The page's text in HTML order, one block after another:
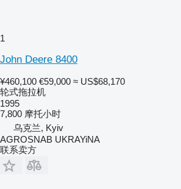
1
John Deere 8400
¥460,100 €59,000 ≈ US$68,170
轮式拖拉机
1995
7,800 摩托小时
乌克兰, Kyiv
AGROSNAB UKRAYiNA
联系卖方